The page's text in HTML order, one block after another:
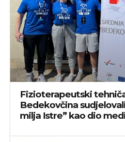
Fizioterapeutski
Bedekovčina
milja Istre” kao dio